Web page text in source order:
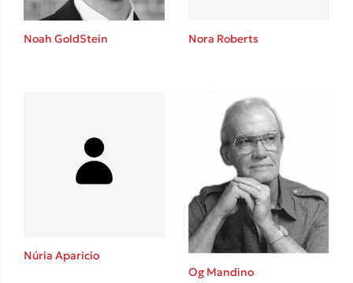
Rebecca Yarros
Teo Benedetti
Pierdomenico Baccalario
Δανάη Ιμπραχήμ
3 βιβλία βασισμένα σε αληθινά γεγονότα!
Τεστ: Ποιο αστυνομικό βιβλίο σου ταιριάζει για το καλοκαίρι;
Noah GoldStein Nora Roberts
Núria Aparicio
Og Mandino